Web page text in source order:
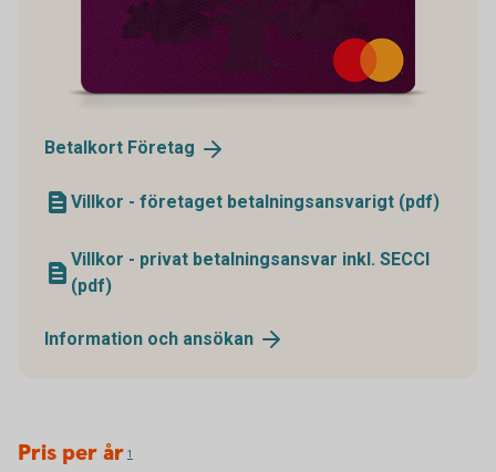
Betalkort Företag
Villkor - företaget betalningsansvarigt (pdf)
Villkor - privat betalningsansvar inkl. SECCI
(pdf)
Information och ansökan
Pris per år 1